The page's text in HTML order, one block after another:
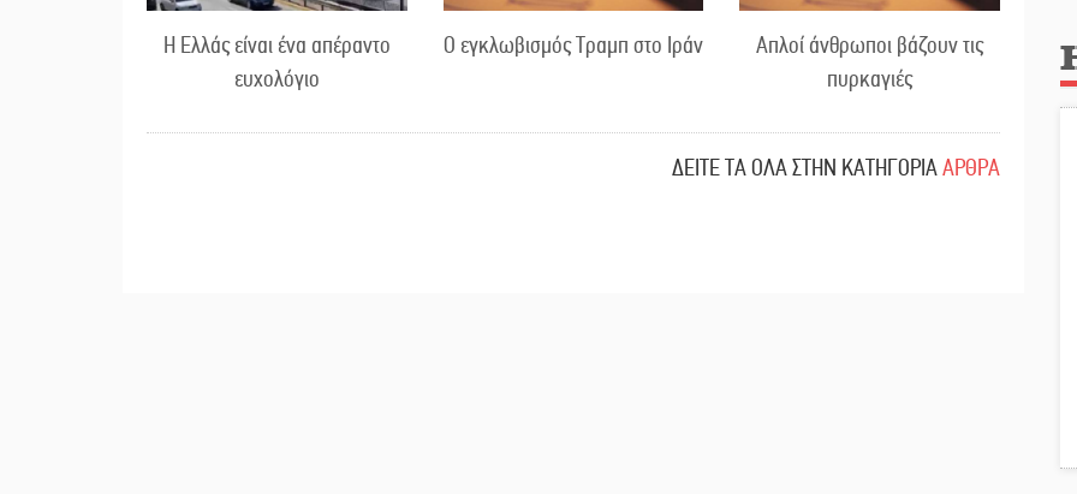
Η Ελλάς είναι ένα απέραντο
ευχολόγιο
Ο εγκλωβισμός Τραμπ στο Ιράν
Απλοί άνθρωποι βάζουν τις
πυρκαγιές
ΔΕΙΤΕ ΤΑ ΟΛΑ ΣΤΗΝ ΚΑΤΗΓΟΡΙΑΑΡΘΡΑ